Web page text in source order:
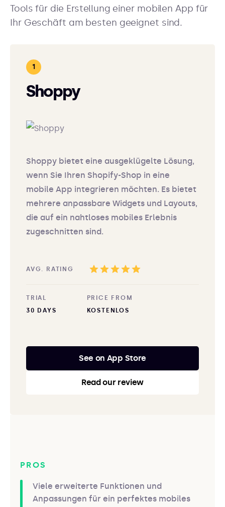
Tools für die Erstellung einer mobilen App für
Ihr Geschäft am besten geeignet sind.
Shoppy
Shoppy bietet eine ausgeklügelte Lösung,
wenn Sie Ihren Shopify-Shop in eine
mobile App integrieren möchten. Es bietet
mehrere anpassbare Widgets und Layouts,
die auf ein nahtloses mobiles Erlebnis
zugeschnitten sind.
AVG. RATING
TRIAL
30 DAYS
PRICE FROM
KOSTENLOS
See on App Store
Read our review
PROS
Viele erweiterte Funktionen und
Anpassungen für ein perfektes mobiles